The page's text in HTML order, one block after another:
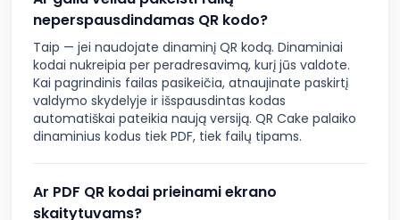
neperspausdindamas QR kodo?
Taip — jei naudojate dinaminį QR kodą. Dinaminiai
kodai nukreipia per peradresavimą, kurį jūs valdote.
Kai pagrindinis failas pasikeičia, atnaujinate paskirtį
valdymo skydelyje ir išspausdintas kodas
automatiškai pateikia naują versiją. QR Cake palaiko
dinaminius kodus tiek PDF, tiek failų tipams.
Ar PDF QR kodai prieinami ekrano
skaitytuvams?